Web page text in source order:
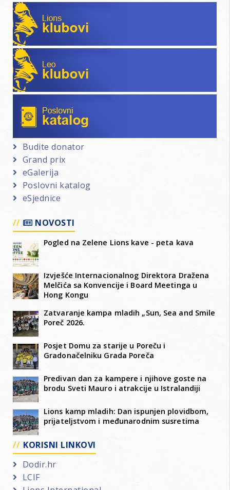
Lions klubovi
Leo klubovi
Budite donator
Grand prix
eGalerija
Poslovni katalog
eSjednice
NOVOSTI
Pogled na Zelene Lions kave - peta kava
Izvješće Internacionalnog Direktora Dražena
Melčića sa Konvencije i Board Meetinga u
Hong Kongu
Zatvaranje kampa mladih „Sun, Sea and Smile
Poreč 2026.
Posjet Domu za starije u Poreču i
Gradonačelniku Grada Poreča
Predivan dan za kampere i njihove goste na
brodu Sveti Mauro i atrakcije u Istralandiji
Lions kamp mladih: Dan ispunjen plovidbom,
prijateljstvom i međunarodnim susretima
KORISNI LINKOVI
Dodir.hr
LCIF